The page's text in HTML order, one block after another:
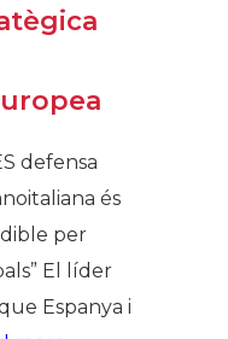
defensa
és
per
El líder
Espanya i